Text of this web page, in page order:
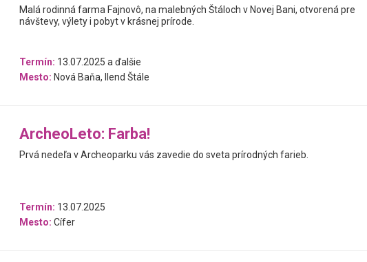
Malá rodinná farma Fajnovô, na malebných Štáloch v Novej Bani, otvorená pre
návštevy, výlety i pobyt v krásnej prírode.
Termín: 13.07.2025 a ďalšie
Mesto: Nová Baňa, Ilend Štále
ArcheoLeto: Farba!
Prvá nedeľa v Archeoparku vás zavedie do sveta prírodných farieb.
Termín: 13.07.2025
Mesto: Cífer